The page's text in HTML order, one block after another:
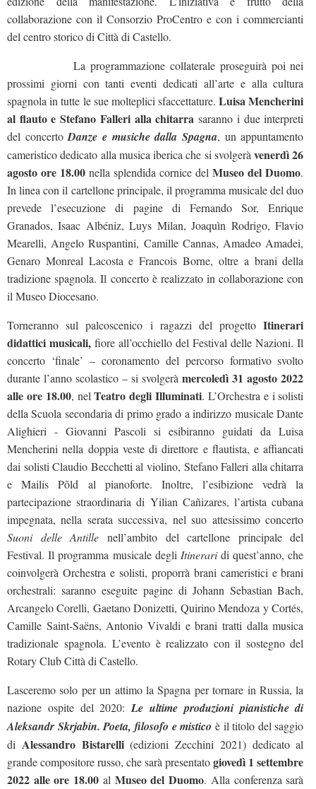
collaborazione con il Consorzio ProCentro e con i commercianti
del centro storico di Città di Castello.
La programmazione collaterale proseguirà poi nei
prossimi giorni con tanti eventi dedicati all’arte e alla cultura
spagnola in tutte le sue molteplici sfaccettature.Luisa Mencherini
al flauto e Stefano Falleri alla chitarra saranno i due interpreti
del concertoDanze e musiche dalla Spagna, un appuntamento
cameristico dedicato alla musica iberica che si svolgeràvenerdì 26
agosto ore 18.00 nella splendida cornice delMuseo del Duomo.
In linea con il cartellone principale, il programma musicale del duo
prevede l’esecuzione di pagine di Fernando Sor, Enrique
Granados, Isaac Albéniz, Luys Milan, Joaquìn Rodrigo, Flavio
Mearelli, Angelo Ruspantini, Camille Cannas, Amadeo Amadei,
Genaro Monreal Lacosta e Francois Borne, oltre a brani della
tradizione spagnola. Il concerto è realizzato in collaborazione con
il Museo Diocesano.
Torneranno sul palcoscenico i ragazzi del progetto Itinerari
didattici musicali, fiore all’occhiello del Festival delle Nazioni. Il
concerto ‘finale’ – coronamento del percorso formativo svolto
durante l’anno scolastico – si svolgeràmercoledì 31 agosto 2022
alle ore 18.00, nelTeatro degli Illuminati. L’Orchestra e i solisti
della Scuola secondaria di primo grado a indirizzo musicale Dante
Alighieri - Giovanni Pascoli si esibiranno guidati da Luisa
Mencherini nella doppia veste di direttore e flautista, e affiancati
dai solisti Claudio Becchetti al violino, Stefano Falleri alla chitarra
e Mailis Põld al pianoforte. Inoltre, l’esibizione vedrà la
partecipazione straordinaria di Yilian Cañizares, l’artista cubana
impegnata, nella serata successiva, nel suo attesissimo concerto
Suoni delle Antille nell’ambito del cartellone principale del
Festival. Il programma musicale degli Itineraridi quest’anno, che
coinvolgerà Orchestra e solisti, proporrà brani cameristici e brani
orchestrali: saranno eseguite pagine di Johann Sebastian Bach,
Arcangelo Corelli, Gaetano Donizetti, Quirino Mendoza y Cortés,
Camille Saint-Saëns, Antonio Vivaldi e brani tratti dalla musica
tradizionale spagnola. L’evento è realizzato con il sostegno del
Rotary Club Città di Castello.
Lasceremo solo per un attimo la Spagna per tornare in Russia, la
nazione ospite del 2020: Le ultime produzioni pianistiche di
Aleksandr Skrjabin. Poeta, filosofo e mistico è il titolo del saggio
di Alessandro Bistarelli(edizioni Zecchini 2021) dedicato al
grande compositore russo, che sarà presentatogiovedì 1 settembre
2022 alle ore 18.00 al Museo del Duomo. Alla conferenza sarà